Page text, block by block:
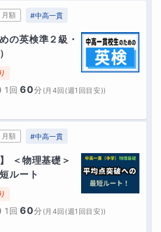
月額 #中高一貫
の英検準２級・
1回 60分 (月4回(週1回目安))
月額 #中高一貫
＜物理基礎＞
ルート
1回 60分 (月4回(週1回目安))